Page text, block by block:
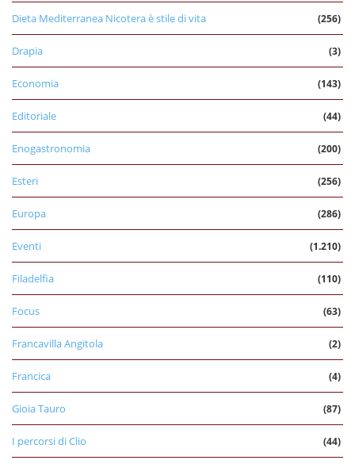
Dieta Mediterranea Nicotera è stile di vita (256)
Drapia (3)
Economia (143)
Editoriale (44)
Enogastronomia (200)
Esteri (256)
Europa (286)
Eventi (1.210)
Filadelfia (110)
Focus (63)
Francavilla Angitola (2)
Francica (4)
Gioia Tauro (87)
I percorsi di Clio (44)